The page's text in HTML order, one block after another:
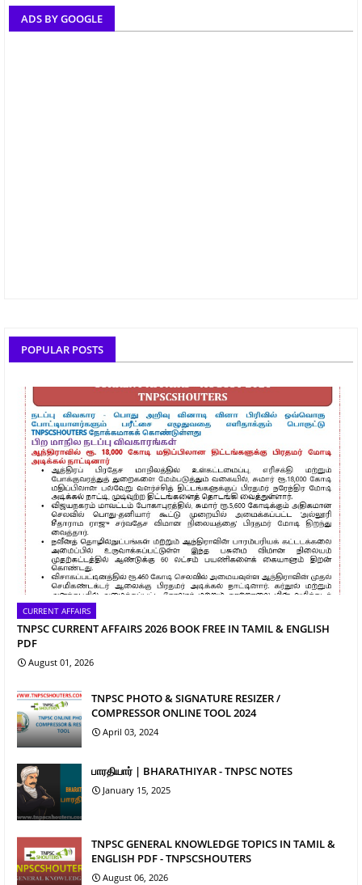
ADS BY GOOGLE
POPULAR POSTS
CURRENT AFFAIRS
TNPSC CURRENT AFFAIRS 2026 BOOK FREE IN TAMIL & ENGLISH
PDF
August 01, 2026
TNPSC PHOTO & SIGNATURE RESIZER /
COMPRESSOR ONLINE TOOL 2024
April 03, 2024
பாரதியார் | BHARATHIYAR - TNPSC NOTES
January 15, 2025
TNPSC GENERAL KNOWLEDGE TOPICS IN TAMIL &
ENGLISH PDF - TNPSCSHOUTERS
August 06, 2026